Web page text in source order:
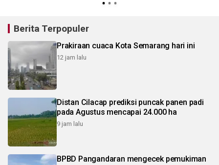
Berita Terpopuler
Prakiraan cuaca Kota Semarang hari ini
12 jam lalu
Distan Cilacap prediksi puncak panen padi
pada Agustus mencapai 24.000 ha
9 jam lalu
BPBD Pangandaran mengecek pemukiman